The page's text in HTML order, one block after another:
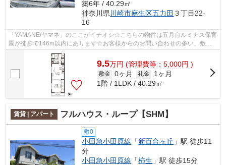
築6年 / 40.29㎡
神奈川県 川崎市麻生区五力田 ３丁目22-
16
「YAMANE/ヤマネ」のここがイチオシ☆こちらの物件は五月台ルミナス保育
園が徒歩で146m以内にあります☆お客様からのお問い合わせの多い、敷地
内ごみ置き場があります☆多くの方にご好評...
9.5万円 (管理費等：5,000円 )
敷金 0ヶ月 礼金
1ヶ月
1階 / 1LDK / 40.29㎡
賃貸 | アパート フルハウス・ループ【SHM】
敷0
小田急小田原線 「新百合ヶ丘 」駅 徒歩11
分
小田急小田原線 「柿生 」駅 徒歩15分